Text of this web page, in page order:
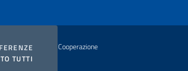
COOKIES
TUTTI
Esteri e della Cooperazione